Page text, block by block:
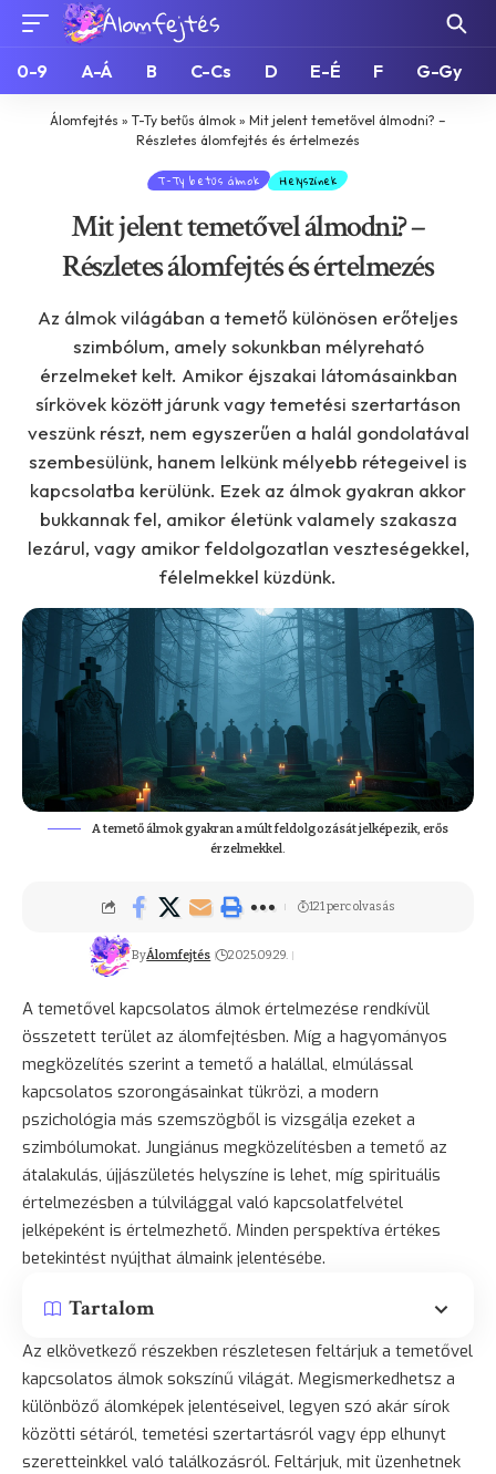
0-9 A-Á B C-Cs D E-É F G-Gy
Álomfejtés » T-Ty betűs álmok » Mit jelent temetővel álmodni? –
Részletes álomfejtés és értelmezés
T-Ty betűs álmok Helyszínek
Mit jelent temetővel álmodni? –
Részletes álomfejtés és értelmezés
Az álmok világában a temető különösen erőteljes
szimbólum, amely sokunkban mélyreható
érzelmeket kelt. Amikor éjszakai látomásainkban
sírkövek között járunk vagy temetési szertartáson
veszünk részt, nem egyszerűen a halál gondolatával
szembesülünk, hanem lelkünk mélyebb rétegeivel is
kapcsolatba kerülünk. Ezek az álmok gyakran akkor
bukkannak fel, amikor életünk valamely szakasza
lezárul, vagy amikor feldolgozatlan veszteségekkel,
félelmekkel küzdünk.
A temető álmok gyakran a múlt feldolgozását jelképezik, erős
érzelmekkel.
ByÁlomfejtés 2025.09.29.
121 perc olvasás
A temetővel kapcsolatos álmok értelmezése rendkívül
összetett terület az álomfejtésben. Míg a hagyományos
megközelítés szerint a temető a halállal, elmúlással
kapcsolatos szorongásainkat tükrözi, a modern
pszichológia más szemszögből is vizsgálja ezeket a
szimbólumokat. Jungiánus megközelítésben a temető az
átalakulás, újjászületés helyszíne is lehet, míg spirituális
értelmezésben a túlvilággal való kapcsolatfelvétel
jelképeként is értelmezhető. Minden perspektíva értékes
betekintést nyújthat álmaink jelentésébe.
Tartalom
Az elkövetkező részekben részletesen feltárjuk a temetővel
kapcsolatos álmok sokszínű világát. Megismerkedhetsz a
különböző álomképek jelentéseivel, legyen szó akár sírok
közötti sétáról, temetési szertartásról vagy épp elhunyt
szeretteinkkel való találkozásról. Feltárjuk, mit üzenhetnek